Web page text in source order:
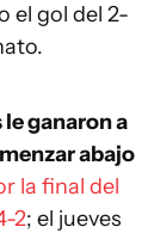
el gol del 2-
ganaron a
abajo
la final del
2; el jueves